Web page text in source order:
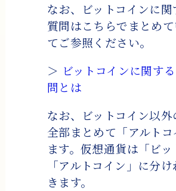
なお、ビットコインに
質問はこちらでまとめ
てご参照ください。
＞ ビットコインに関す
問とは
なお、ビットコイン以
全部まとめて「アルト
ます。仮想通貨は「ビッ
「アルトコイン」に分
きます。